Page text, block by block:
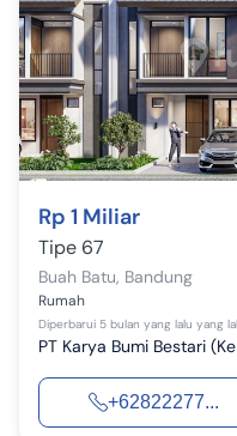
Rp 1 Miliar
Tipe 67
Buah Batu, Bandung
Rumah
Diperbarui 5 bulan yang lalu yang
PT Karya Bumi Bestari
+62822277...